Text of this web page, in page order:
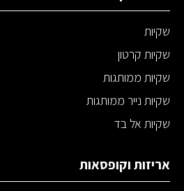
שקיות
שקיות קרטון
שקיות ממותגות
שקיות נייר ממותגות
שקיות אל בד
אריזות וקופסאות